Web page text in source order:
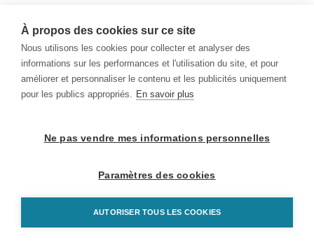
À propos des cookies sur ce site
Nous utilisons les cookies pour collecter et analyser des
informations sur les performances et l'utilisation du site, et pour
améliorer et personnaliser le contenu et les publicités uniquement
pour les publics appropriés. En savoir plus
Ne pas vendre mes informations personnelles
Paramètres des cookies
AUTORISER TOUS LES COOKIES